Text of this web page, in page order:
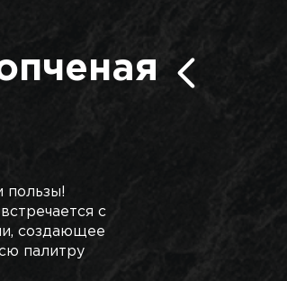
пользы!
с
создающее
палитру